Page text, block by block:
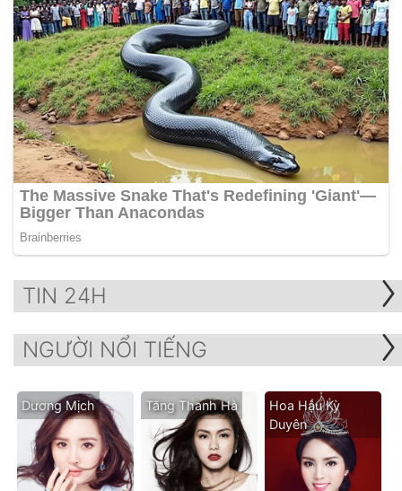
TIN 24H
NGƯỜI NỔI TIẾNG
Dương Mịch Tăng Thanh Hà
Hoa Hậu Kỳ
Duyên